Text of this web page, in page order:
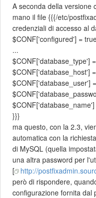
A seconda della versione
mano il file {{{/etc/
credenziali di accesso al
$CONF['configured'] =
...
$CONF['database_type']
$CONF['database_host']
$CONF['database_user']
}}}
ma questo, con la 2.3,
automatica con la
di MySQL (quella
una altra password per
[
http://
però di rispondere,
configurazione fornita dal